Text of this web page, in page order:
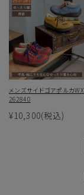
メンズサイドゴアポルカWX
262840
¥10,300(税込)